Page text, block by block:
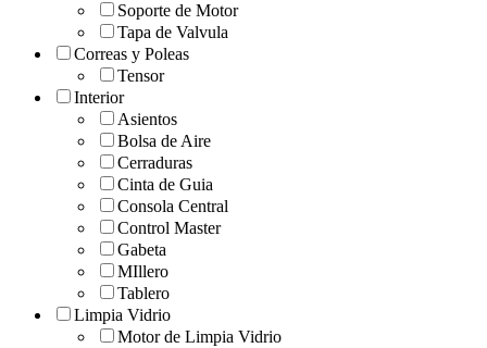
Soporte de Motor
Tapa de Valvula
Correas y Poleas
Tensor
Interior
Asientos
Bolsa de Aire
Cerraduras
Cinta de Guia
Consola Central
Control Master
Gabeta
MIllero
Tablero
Limpia Vidrio
Motor de Limpia Vidrio